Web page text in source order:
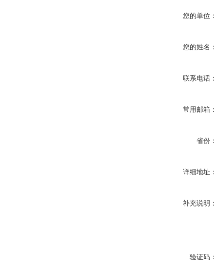
您的单位：
您的姓名：
联系电话：
常用邮箱：
省份：
详细地址：
补充说明：
验证码：